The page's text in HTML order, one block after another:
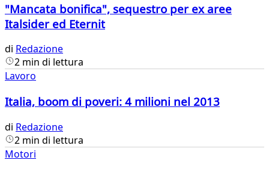
"Mancata bonifica", sequestro per ex aree
Italsider ed Eternit
di Redazione
2 min di lettura
Lavoro
Italia, boom di poveri: 4 milioni nel 2013
di Redazione
2 min di lettura
Motori